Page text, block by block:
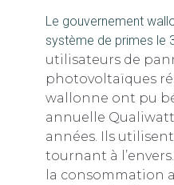
Le gouvernement
système de primes le
utilisateurs de
photovoltaïques
wallonne ont pu
annuelle
années. Ils
tournant à
la consommation